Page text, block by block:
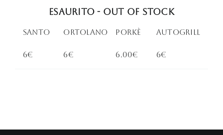
Esaurito - Out of stock
Santo
6€
Ortolano
6€
PORkè
6.00€
Autogrill
6€